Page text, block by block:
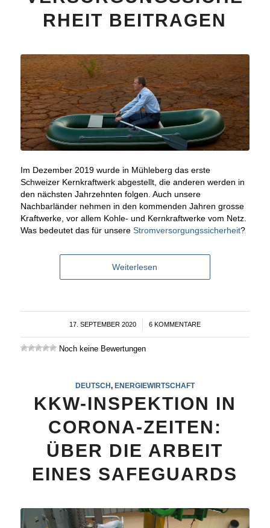
RHEIT BEITRAGEN
Im Dezember 2019 wurde in Mühleberg das erste
Schweizer Kernkraftwerk abgestellt, die anderen werden in
den nächsten Jahrzehnten folgen. Auch unsere
Nachbarländer nehmen in den kommenden Jahren grosse
Kraftwerke, vor allem Kohle- und Kernkraftwerke vom Netz.
Was bedeutet das für unsere Stromversorgungssicherheit?
Weiterlesen
17. SEPTEMBER 2020
/ 6 KOMMENTARE
Noch keine Bewertungen
DEUTSCH, ENERGIEWIRTSCHAFT
KKW-INSPEKTION IN
CORONA-ZEITEN:
ÜBER DIE ARBEIT
EINES SAFEGUARDS